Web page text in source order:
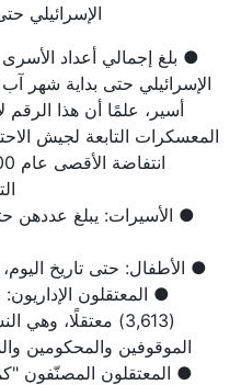
الإسرائيلي
● بلغ إجمالي أعداد الأسرى
أسير، علمًا أن هذا الرقم
المعسكرات التابعة لجيش
● الأطفال: حتى تاريخ اليوم، بلغ
● المعتقلون الإداريون:
(3,613) معتقلًا، وهي
الموقوفين والمحكومين
● المعتقلون المصنّفون